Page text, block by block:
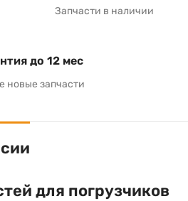
Запчасти в наличии
до 12 мес
новые запчасти
для погрузчиков